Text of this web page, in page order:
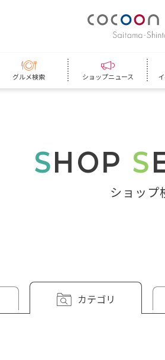
グルメ検索 ショップニュース
SHOP S
ショップ
カテゴリ